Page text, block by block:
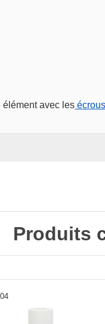
élément avec les
Produits